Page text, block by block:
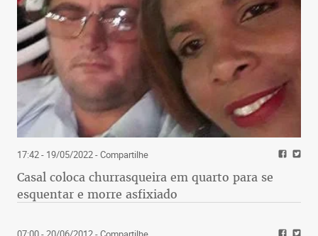
17:42 - 19/05/2022- Compartilhe
Casal coloca churrasqueira em quarto para se
esquentar e morre asfixiado